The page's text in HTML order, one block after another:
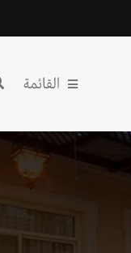
القائمة